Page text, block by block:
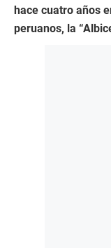
hace cuatro años
peruanos, la